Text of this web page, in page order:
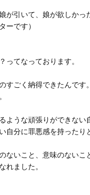
引いて、娘が欲しかっ
ーです）
ってなっております。
すごく納得できたんです。
ような頑張りができな
分に罪悪感を持ったり
いこと、意味のないこ
れました。